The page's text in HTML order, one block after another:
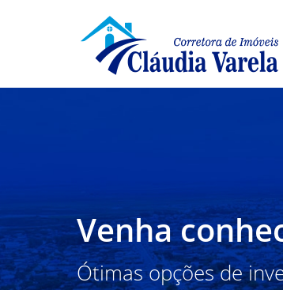
Venha
Ótimas opções de